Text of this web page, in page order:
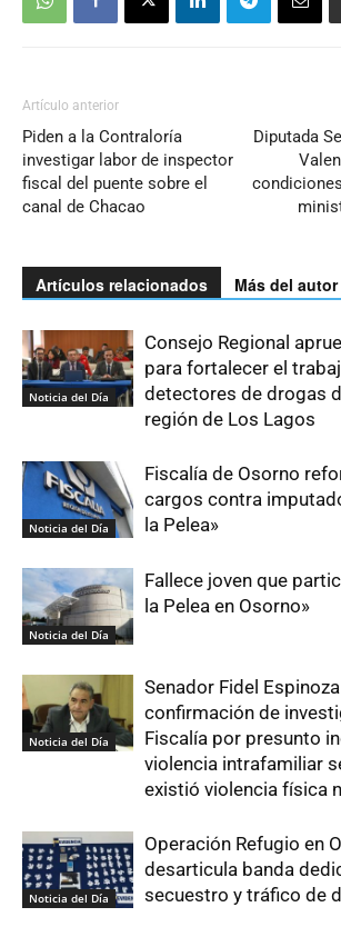
Artículo anterior
Piden a la Contraloría
investigar labor de inspector
fiscal del puente sobre el
canal de Chacao
Diputada
Artículos relacionados Más del autor
Noticia del Día
Consejo Regional
para fortalecer el
detectores de drogas
región de Los Lagos
Noticia del Día
Fiscalía de Osorno
cargos contra
la Pelea»
Noticia del Día
Fallece joven que
la Pelea en Osorno»
Noticia del Día
Senador Fidel
confirmación de
Fiscalía por presunto
violencia intrafamiliar
existió violencia física
Noticia del Día
Operación Refugio en
desarticula banda
secuestro y tráfico de